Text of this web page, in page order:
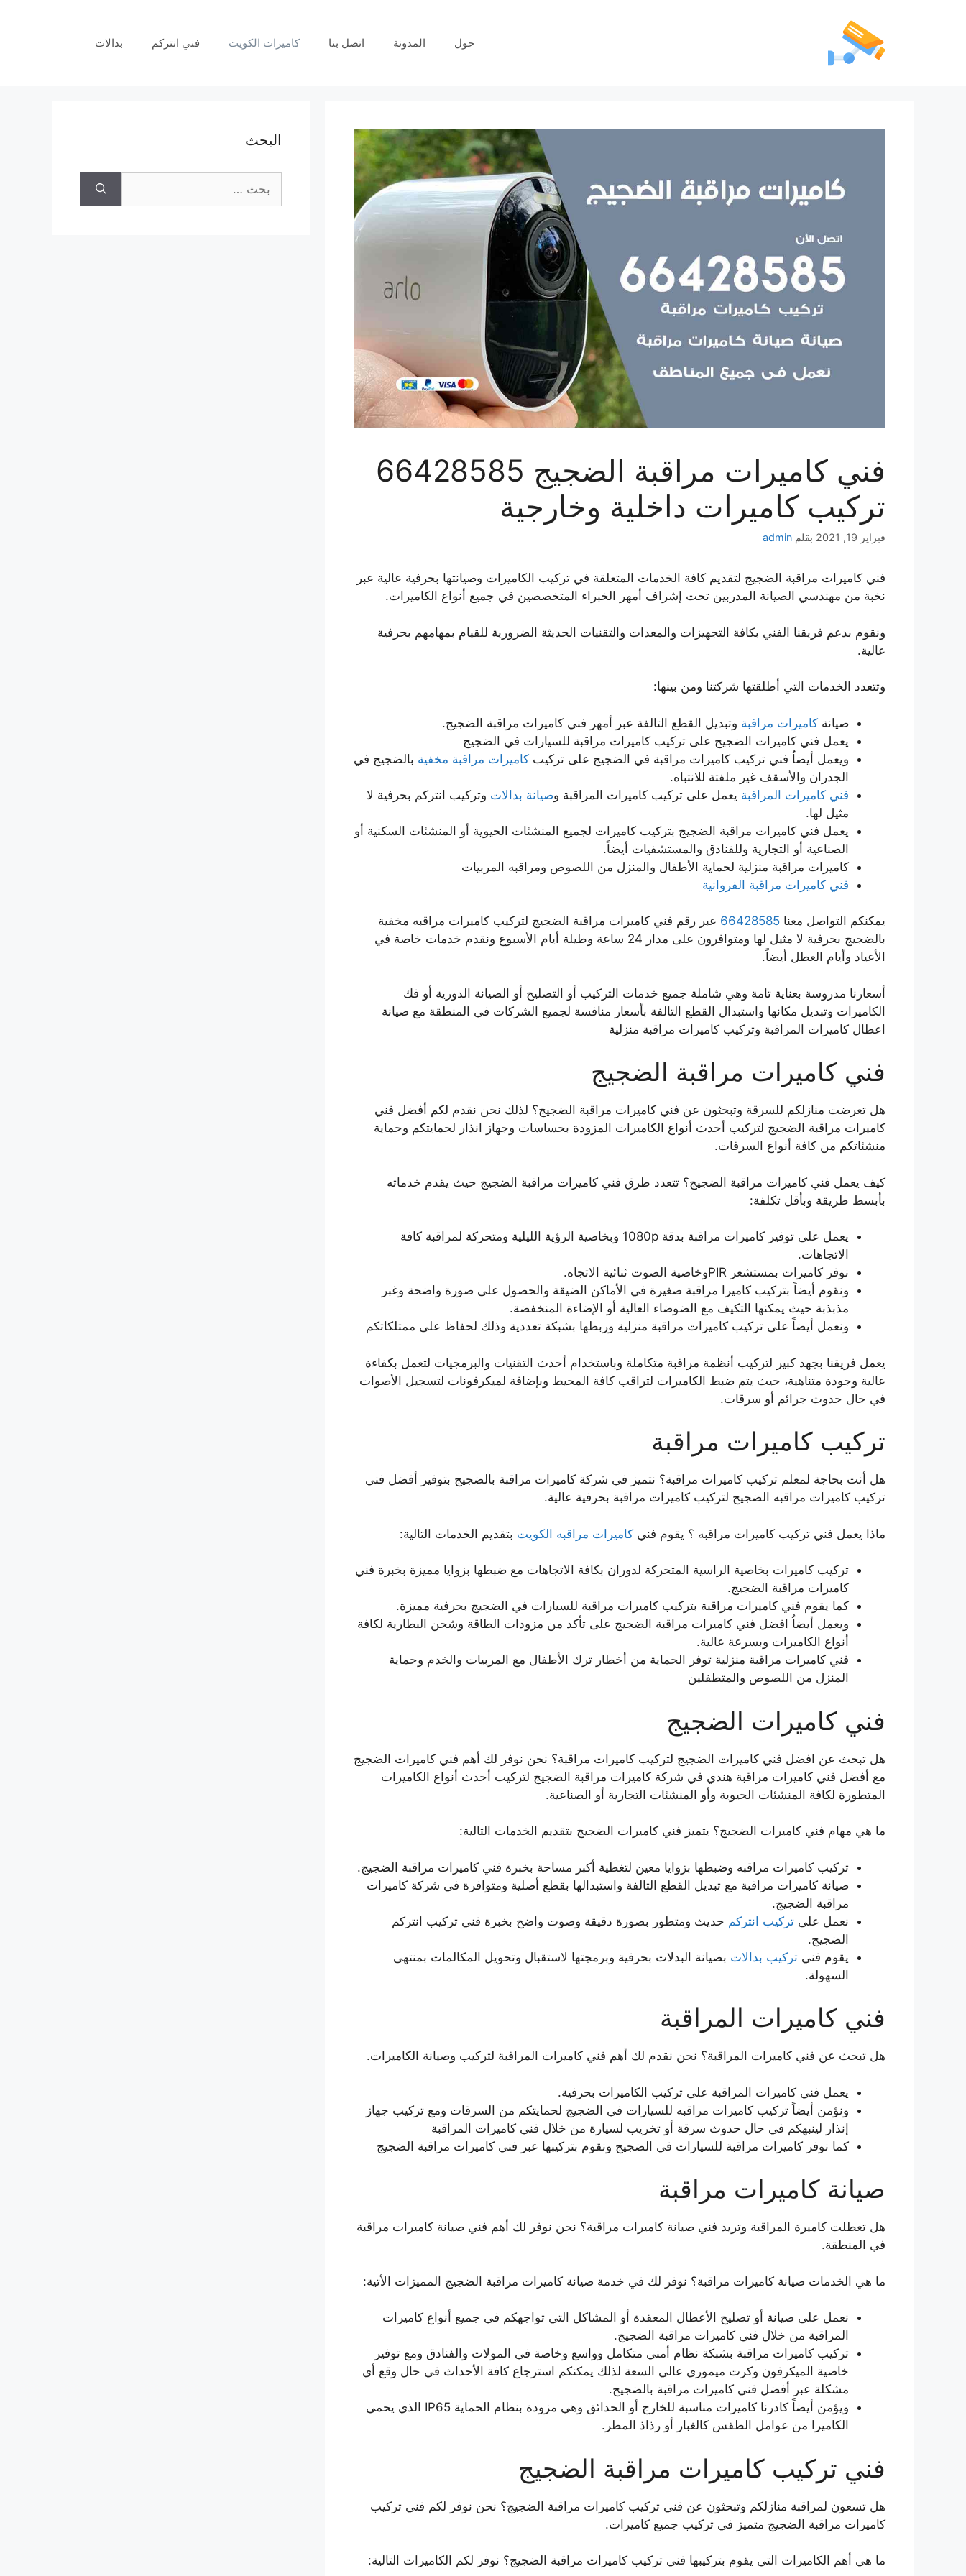
حول المدونة اتصل بنا كاميرات الكويت فني انتركم بدالات
فني كاميرات مراقبة الضجيج 66428585
تركيب كاميرات داخلية وخارجية
فبراير 19, 2021 بقلم admin
فني كاميرات مراقبة الضجيج لتقديم كافة الخدمات المتعلقة في تركيب الكاميرات وصيانتها بحرفية عالية عبر
نخبة من مهندسي الصيانة المدربين تحت إشراف أمهر الخبراء المتخصصين في جميع أنواع الكاميرات.
ونقوم بدعم فريقنا الفني بكافة التجهيزات والمعدات والتقنيات الحديثة الضرورية للقيام بمهامهم بحرفية
عالية.
وتتعدد الخدمات التي أطلقتها شركتنا ومن بينها:
صيانة كاميرات مراقبة وتبديل القطع التالفة عبر أمهر فني كاميرات مراقبة الضجيج.
يعمل فني كاميرات الضجيج على تركيب كاميرات مراقبة للسيارات في الضجيج
ويعمل أيضاُ فني تركيب كاميرات مراقبة في الضجيج على تركيب كاميرات مراقبة مخفية بالضجيج في
الجدران والأسقف غير ملفتة للانتباه.
فني كاميرات المراقبة يعمل على تركيب كاميرات المراقبة وصيانة بدالات وتركيب انتركم بحرفية لا
مثيل لها.
يعمل فني كاميرات مراقبة الضجيج بتركيب كاميرات لجميع المنشئات الحيوية أو المنشئات السكنية أو
الصناعية أو التجارية وللفنادق والمستشفيات أيضاً.
كاميرات مراقبة منزلية لحماية الأطفال والمنزل من اللصوص ومراقبه المربيات
فني كاميرات مراقبة الفروانية
يمكنكم التواصل معنا 66428585 عبر رقم فني كاميرات مراقبة الضجيج لتركيب كاميرات مراقبه مخفية
بالضجيج بحرفية لا مثيل لها ومتوافرون على مدار 24 ساعة وطيلة أيام الأسبوع ونقدم خدمات خاصة في
الأعياد وأيام العطل أيضاً.
أسعارنا مدروسة بعناية تامة وهي شاملة جميع خدمات التركيب أو التصليح أو الصيانة الدورية أو فك
الكاميرات وتبديل مكانها واستبدال القطع التالفة بأسعار منافسة لجميع الشركات في المنطقة مع صيانة
اعطال كاميرات المراقبة وتركيب كاميرات مراقبة منزلية
فني كاميرات مراقبة الضجيج
هل تعرضت منازلكم للسرقة وتبحثون عن فني كاميرات مراقبة الضجيج؟ لذلك نحن نقدم لكم أفضل فني
كاميرات مراقبة الضجيج لتركيب أحدث أنواع الكاميرات المزودة بحساسات وجهاز انذار لحمايتكم وحماية
منشئاتكم من كافة أنواع السرقات.
كيف يعمل فني كاميرات مراقبة الضجيج؟ تتعدد طرق فني كاميرات مراقبة الضجيج حيث يقدم خدماته
بأبسط طريقة وبأقل تكلفة:
يعمل على توفير كاميرات مراقبة بدقة 1080p وبخاصية الرؤية الليلية ومتحركة لمراقبة كافة
الاتجاهات.
نوفر كاميرات بمستشعر PIRوخاصية الصوت ثنائية الاتجاه.
ونقوم أيضاً بتركيب كاميرا مراقبة صغيرة في الأماكن الضيقة والحصول على صورة واضحة وغبر
مذبذبة حيث يمكنها التكيف مع الضوضاء العالية أو الإضاءة المنخفضة.
ونعمل أيضاً على تركيب كاميرات مراقبة منزلية وربطها بشبكة تعددية وذلك لحفاظ على ممتلكاتكم
يعمل فريقنا بجهد كبير لتركيب أنظمة مراقبة متكاملة وباستخدام أحدث التقنيات والبرمجيات لتعمل بكفاءة
عالية وجودة متناهية، حيث يتم ضبط الكاميرات لتراقب كافة المحيط وبإضافة لميكرفونات لتسجيل الأصوات
في حال حدوث جرائم أو سرقات.
تركيب كاميرات مراقبة
هل أنت بحاجة لمعلم تركيب كاميرات مراقبة؟ نتميز في شركة كاميرات مراقبة بالضجيج بتوفير أفضل فني
تركيب كاميرات مراقبه الضجيج لتركيب كاميرات مراقبة بحرفية عالية.
ماذا يعمل فني تركيب كاميرات مراقبه ؟ يقوم فني كاميرات مراقبه الكويت بتقديم الخدمات التالية:
تركيب كاميرات بخاصية الراسية المتحركة لدوران بكافة الاتجاهات مع ضبطها بزوايا مميزة بخبرة فني
كاميرات مراقبة الضجيج.
كما يقوم فني كاميرات مراقبة بتركيب كاميرات مراقبة للسيارات في الضجيج بحرفية مميزة.
ويعمل أيضاُ افضل فني كاميرات مراقبة الضجيج على تأكد من مزودات الطاقة وشحن البطارية لكافة
أنواع الكاميرات وبسرعة عالية.
فني كاميرات مراقبة منزلية توفر الحماية من أخطار ترك الأطفال مع المربيات والخدم وحماية
المنزل من اللصوص والمتطفلين
فني كاميرات الضجيج
هل تبحث عن افضل فني كاميرات الضجيج لتركيب كاميرات مراقبة؟ نحن نوفر لك أهم فني كاميرات الضجيج
مع أفضل فني كاميرات مراقبة هندي في شركة كاميرات مراقبة الضجيج لتركيب أحدث أنواع الكاميرات
المتطورة لكافة المنشئات الحيوية وأو المنشئات التجارية أو الصناعية.
ما هي مهام فني كاميرات الضجيج؟ يتميز فني كاميرات الضجيج بتقديم الخدمات التالية:
تركيب كاميرات مراقبه وضبطها بزوايا معين لتغطية أكبر مساحة بخبرة فني كاميرات مراقبة الضجيج.
صيانة كاميرات مراقبة مع تبديل القطع التالفة واستبدالها بقطع أصلية ومتوافرة في شركة كاميرات
مراقبة الضجيج.
نعمل على تركيب انتركم حديث ومتطور بصورة دقيقة وصوت واضح بخبرة فني تركيب انتركم
الضجيج.
يقوم فني تركيب بدالات بصيانة البدلات بحرفية وبرمجتها لاستقبال وتحويل المكالمات بمنتهى
السهولة.
فني كاميرات المراقبة
هل تبحث عن فني كاميرات المراقبة؟ نحن نقدم لك أهم فني كاميرات المراقبة لتركيب وصيانة الكاميرات.
يعمل فني كاميرات المراقبة على تركيب الكاميرات بحرفية.
ونؤمن أيضاً تركيب كاميرات مراقبه للسيارات في الضجيج لحمايتكم من السرقات ومع تركيب جهاز
إنذار لينبهكم في حال حدوث سرقة أو تخريب لسيارة من خلال فني كاميرات المراقبة
كما نوفر كاميرات مراقبة للسيارات في الضجيج ونقوم بتركيبها عبر فني كاميرات مراقبة الضجيج
صيانة كاميرات مراقبة
هل تعطلت كاميرة المراقبة وتريد فني صيانة كاميرات مراقبة؟ نحن نوفر لك أهم فني صيانة كاميرات مراقبة
في المنطقة.
ما هي الخدمات صيانة كاميرات مراقبة؟ نوفر لك في خدمة صيانة كاميرات مراقبة الضجيج المميزات الأتية:
نعمل على صيانة أو تصليح الأعطال المعقدة أو المشاكل التي تواجهكم في جميع أنواع كاميرات
المراقبة من خلال فني كاميرات مراقبة الضجيج.
تركيب كاميرات مراقبة بشبكة نظام أمني متكامل وواسع وخاصة في المولات والفنادق ومع توفير
خاصية الميكرفون وكرت ميموري عالي السعة لذلك يمكنكم استرجاع كافة الأحداث في حال وقع أي
مشكلة عبر أفضل فني كاميرات مراقبة بالضجيج.
ويؤمن أيضاً كادرنا كاميرات مناسبة للخارج أو الحدائق وهي مزودة بنظام الحماية IP65 الذي يحمي
الكاميرا من عوامل الطقس كالغبار أو رذاذ المطر.
فني تركيب كاميرات مراقبة الضجيج
هل تسعون لمراقبة منازلكم وتبحثون عن فني تركيب كاميرات مراقبة الضجيج؟ نحن نوفر لكم فني تركيب
كاميرات مراقبة الضجيج متميز في تركيب جميع كاميرات.
ما هي أهم الكاميرات التي يقوم بتركيبها فني تركيب كاميرات مراقبة الضجيج؟ نوفر لكم الكاميرات التالية:
البحث